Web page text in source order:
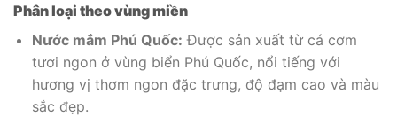
Phân loại theo vùng miền
Nước mắm Phú Quốc: Được sản xuất từ cá cơm
tươi ngon ở vùng biển Phú Quốc, nổi tiếng với
hương vị thơm ngon đặc trưng, độ đạm cao và màu
sắc đẹp.